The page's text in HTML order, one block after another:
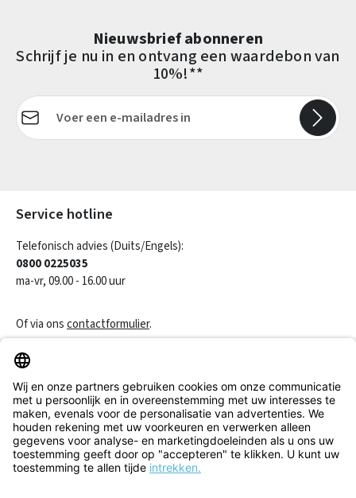
Nieuwsbrief abonneren
Schrijf je nu in en ontvang een waardebon van
10%!**
E-mailadres*
Service hotline
Telefonisch advies (Duits/Engels):
0800 0225035
ma-vr, 09.00 - 16.00 uur
Of via onscontactformulier.
Klantenservice
Informatie